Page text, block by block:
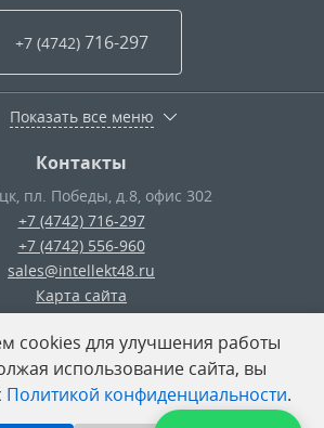
+7 (4742) 716-297
Показать все меню
Контакты
пл. Победы, д.8, офис 302
+7 (4742) 716-297
+7 (4742) 556-960
sales@intellekt48.ru
Карта сайта
Плюс»— 2026
cookies для улучшения работы
использование сайта, вы
Политикой конфиденциальности.